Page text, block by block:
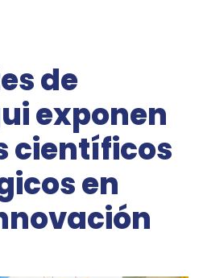
de
exponen
científicos
en